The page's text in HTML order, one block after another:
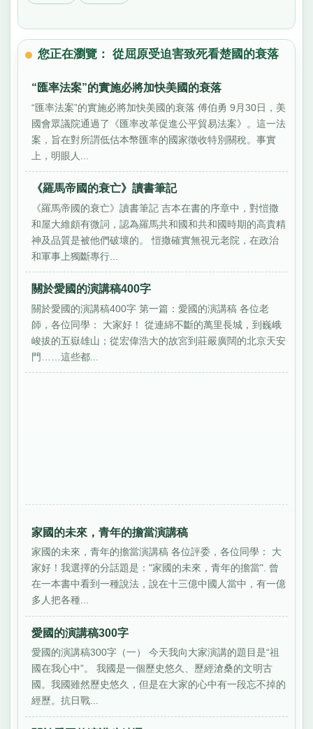
您正在瀏覽： 從屈原受迫害致死看楚國的衰落
“匯率法案”的實施必將加快美國的衰落
“匯率法案”的實施必將加快美國的衰落 傅伯勇 9月30日，美
國會眾議院通過了《匯率改革促進公平貿易法案》。這一法
案，旨在對所謂低估本幣匯率的國家徵收特別關稅。事實
上，明眼人...
《羅馬帝國的衰亡》讀書筆記
《羅馬帝國的衰亡》讀書筆記 吉本在書的序章中，對愷撒
和屋大維頗有微詞，認為羅馬共和國和共和國時期的高貴精
神及品質是被他們破壞的。 愷撒確實無視元老院，在政治
和軍事上獨斷專行...
關於愛國的演講稿400字
關於愛國的演講稿400字 第一篇：愛國的演講稿 各位老
師，各位同學： 大家好！ 從連綿不斷的萬里長城，到巍峨
峻拔的五嶽雄山；從宏偉浩大的故宮到莊嚴廣闊的北京天安
門……這些都...
家國的未來，青年的擔當演講稿
家國的未來，青年的擔當演講稿 各位評委，各位同學： 大
家好！我選擇的分話題是："家國的未來，青年的擔當". 曾
在一本書中看到一種說法，說在十三億中國人當中，有一億
多人把各種...
愛國的演講稿300字
愛國的演講稿300字（一） 今天我向大家演講的題目是“祖
國在我心中”。 我國是一個歷史悠久、歷經滄桑的文明古
國。我國雖然歷史悠久，但是在大家的心中有一段忘不掉的
經歷。抗日戰...